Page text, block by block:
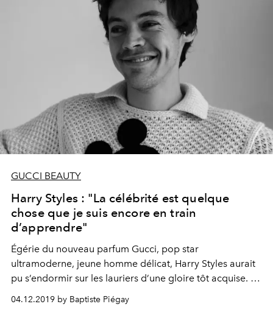
projet #GucciGig, associant musiciens et artistes.
Ensemble, ils ont imaginé des pochettes d’album et des
posters fictifs – lunettes de soleil Gucci sur le nez, moins
pour se cacher que pour se révéler.
GUCCI BEAUTY
Harry Styles : "La célébrité est quelque
chose que je suis encore en train
d’apprendre"
Égérie du nouveau parfum Gucci, pop star
ultramoderne, jeune homme délicat, Harry Styles aurait
pu s’endormir sur les lauriers d’une gloire tôt acquise. Il
a préféré l’échappée solitaire pour aborder la musique
avec curiosité et gourmandise.
04.12.2019 by Baptiste Piégay